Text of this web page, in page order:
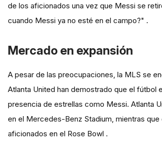
de los aficionados una vez que Messi se
cuando Messi ya no esté en el campo?" .
Mercado en expansión
A pesar de las preocupaciones, la MLS se
Atlanta United han demostrado que el fútbol
presencia de estrellas como Messi. Atlanta
en el Mercedes-Benz Stadium, mientras
aficionados en el Rose Bowl .